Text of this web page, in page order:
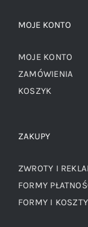
MOJE KONTO
MOJE KONTO
ZAMÓWIENIA
KOSZYK
ZAKUPY
ZWROTY I
FORMY
FORMY I